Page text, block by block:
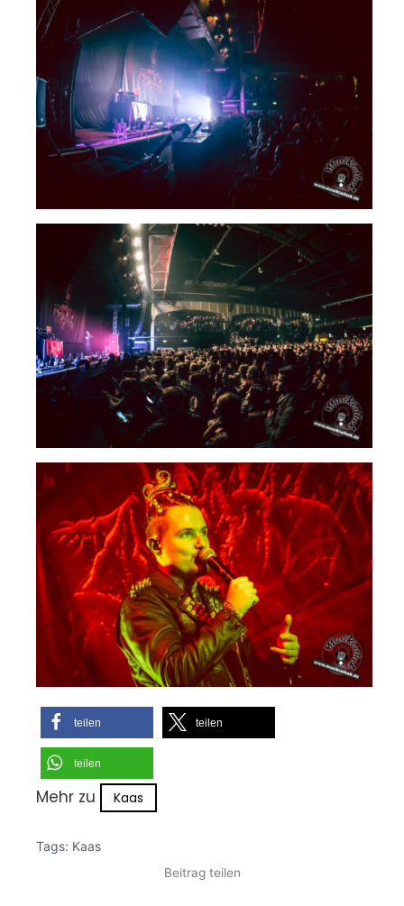
teilen teilen
teilen
Mehr zu Kaas
Tags: Kaas
Beitrag teilen